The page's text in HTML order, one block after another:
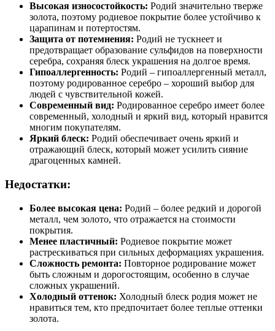
Высокая износостойкость: Родий значительно тверже
золота, поэтому родиевое покрытие более устойчиво к
царапинам и потертостям.
Защита от потемнения: Родий не тускнеет и
предотвращает образование сульфидов на поверхности
серебра, сохраняя блеск украшения на долгое время.
Гипоаллергенность: Родий – гипоаллергенный металл,
поэтому родированное серебро – хороший выбор для
людей с чувствительной кожей.
Современный вид: Родированное серебро имеет более
современный, холодный и яркий вид, который нравится
многим покупателям.
Яркий блеск: Родий обеспечивает очень яркий и
отражающий блеск, который может усилить сияние
драгоценных камней.
Недостатки:
Более высокая цена: Родий – более редкий и дорогой
металл, чем золото, что отражается на стоимости
покрытия.
Менее пластичный: Родиевое покрытие может
растрескиваться при сильных деформациях украшения.
Сложность ремонта: Повторное родирование может
быть сложным и дорогостоящим, особенно в случае
сложных украшений.
Холодный оттенок: Холодный блеск родия может не
нравиться тем, кто предпочитает более теплые оттенки
золота.